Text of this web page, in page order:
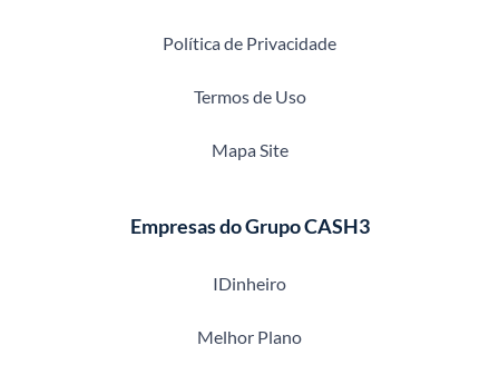
Política de Privacidade
Termos de Uso
Mapa Site
Empresas do Grupo CASH3
IDinheiro
Melhor Plano